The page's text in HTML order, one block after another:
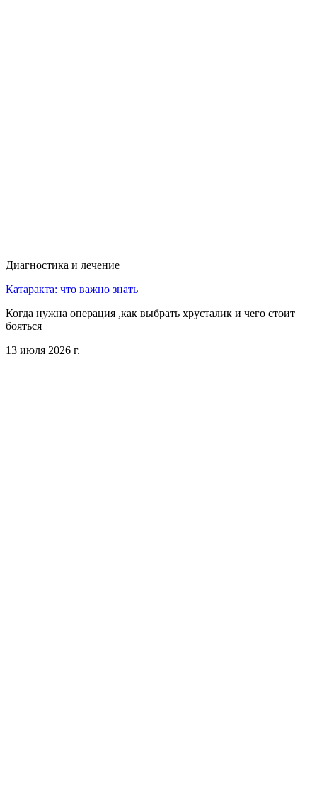
Диагностика и лечение
Катаракта: что важно знать
Когда нужна операция ,как выбрать хрусталик и чего стоит
бояться
13 июля 2026 г.